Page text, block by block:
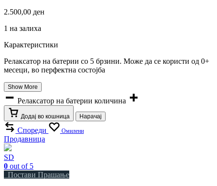
2.500,00 ден
1 на залиха
Карактеристики
Релаксатор на батерии со 5 брзини. Може да се користи од 0+
месеци, во перфектна состојба
Show More
Релаксатор на батерии количина
Додај во кошница Нарачај
Спореди Омилени
Продавница
SD
0 out of 5
Постави Прашање